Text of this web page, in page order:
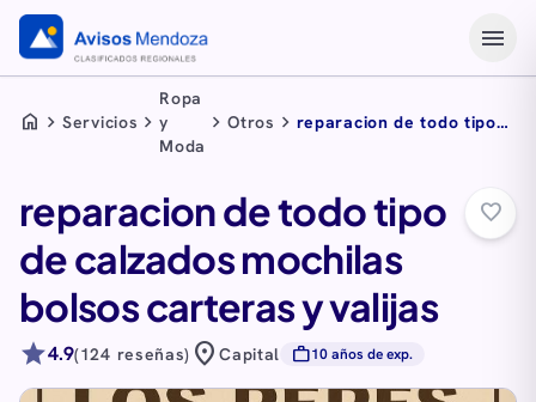
menu
home chevron_right Servicios chevron_right
Ropa
y
Moda
chevron_rightOtros chevron_right reparacion de todo tipo
reparacion de todo tipo
de calzados mochilas
bolsos carteras y valijas
star4.9(124 reseñas) location_onCapital work10 años de exp.
favorite_border